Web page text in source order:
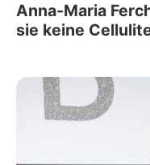
Anna-Maria
sie keine